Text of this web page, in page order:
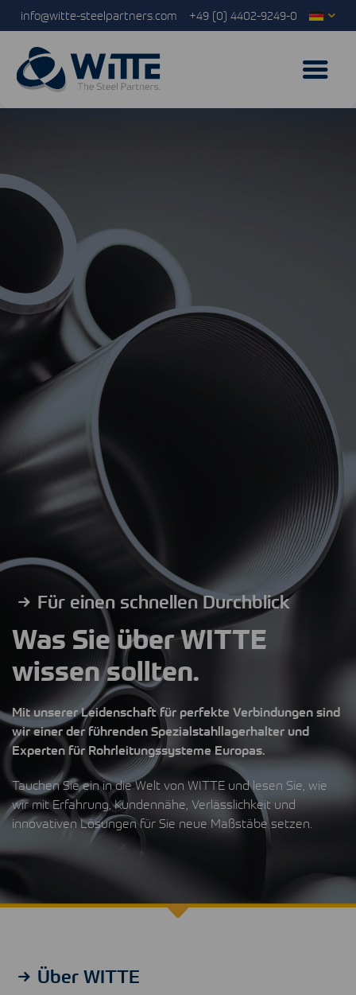
info@witte-steelpartners.com +49 (0) 4402-9249-0
Für einen schnellen Durchblick
Was Sie über WITTE
wissen sollten.
Mit unserer Leidenschaft für perfekte Verbindungen sind
wir einer der führenden Spezialstahllagerhalter und
Experten für Rohrleitungssysteme Europas.
Tauchen Sie ein in die Welt von WITTE und lesen Sie, wie
wir mit Erfahrung, Kundennähe, Verlässlichkeit und
innovativen Lösungen für Sie neue Maßstäbe setzen.
Über WITTE